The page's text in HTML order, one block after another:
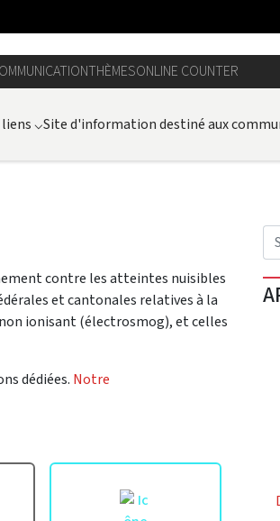
THÈMESONLINE COUNTER
⌵Site d'information destiné aux
contre les atteintes nuisibles
et cantonales relatives à la
ionisant (électrosmog), et celles
dédiées. Notre